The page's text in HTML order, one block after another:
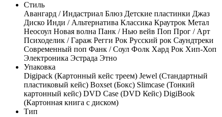
Стиль
Авангард / Индастриал Блюз Детские пластинки Джаз
Диско Инди / Альтернатива Классика Краутрок Метал
Неосоул Новая волна Панк / Нью вейв Поп Прог / Арт
Психоделик / Гараж Регги Рок Русский рок Саундтреки
Современный поп Фанк / Соул Фолк Хард Рок Хип-Хоп
Электроника Эстрада Этно
Упаковка
Digipack (Картонный кейс треем) Jewel (Стандартный
пластиковый кейс) Boxset (Бокс) Slimcase (Тонкий
картонный кейс) DVD Case (DVD Кейс) DigiBook
(Картонная книга с диском)
Тип